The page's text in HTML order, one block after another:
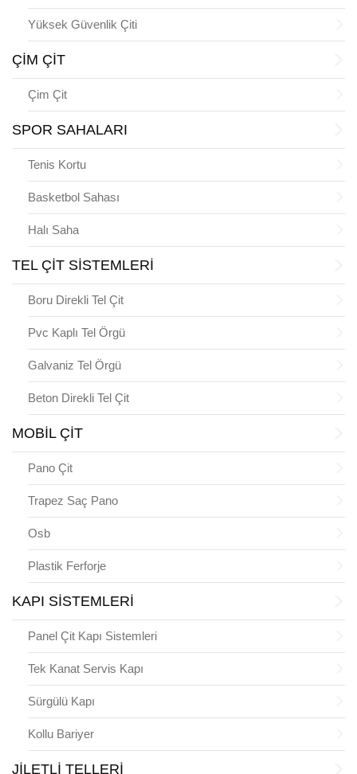
Yüksek Güvenlik Çiti
ÇİM ÇİT
Çim Çit
SPOR SAHALARI
Tenis Kortu
Basketbol Sahası
Halı Saha
TEL ÇİT SİSTEMLERİ
Boru Direkli Tel Çit
Pvc Kaplı Tel Örgü
Galvaniz Tel Örgü
Beton Direkli Tel Çit
MOBİL ÇİT
Pano Çit
Trapez Saç Pano
Osb
Plastik Ferforje
KAPI SİSTEMLERİ
Panel Çit Kapı Sistemleri
Tek Kanat Servis Kapı
Sürgülü Kapı
Kollu Bariyer
JİLETLİ TELLERİ